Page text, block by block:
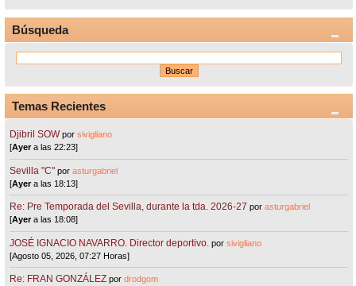
Búsqueda
Temas Recientes
Djibril SOW porsivigliano
[Ayera las 22:23]
Sevilla "C"porasturgabriel
[Ayera las 18:13]
Re: Pre Temporada del Sevilla, durante la tda. 2026-27 porasturgabriel
[Ayera las 18:08]
JOSÉ IGNACIO NAVARRO. Director deportivo. porsivigliano
[Agosto 05, 2026, 07:27 Horas]
Re: FRAN GONZÁLEZ pordrodgom